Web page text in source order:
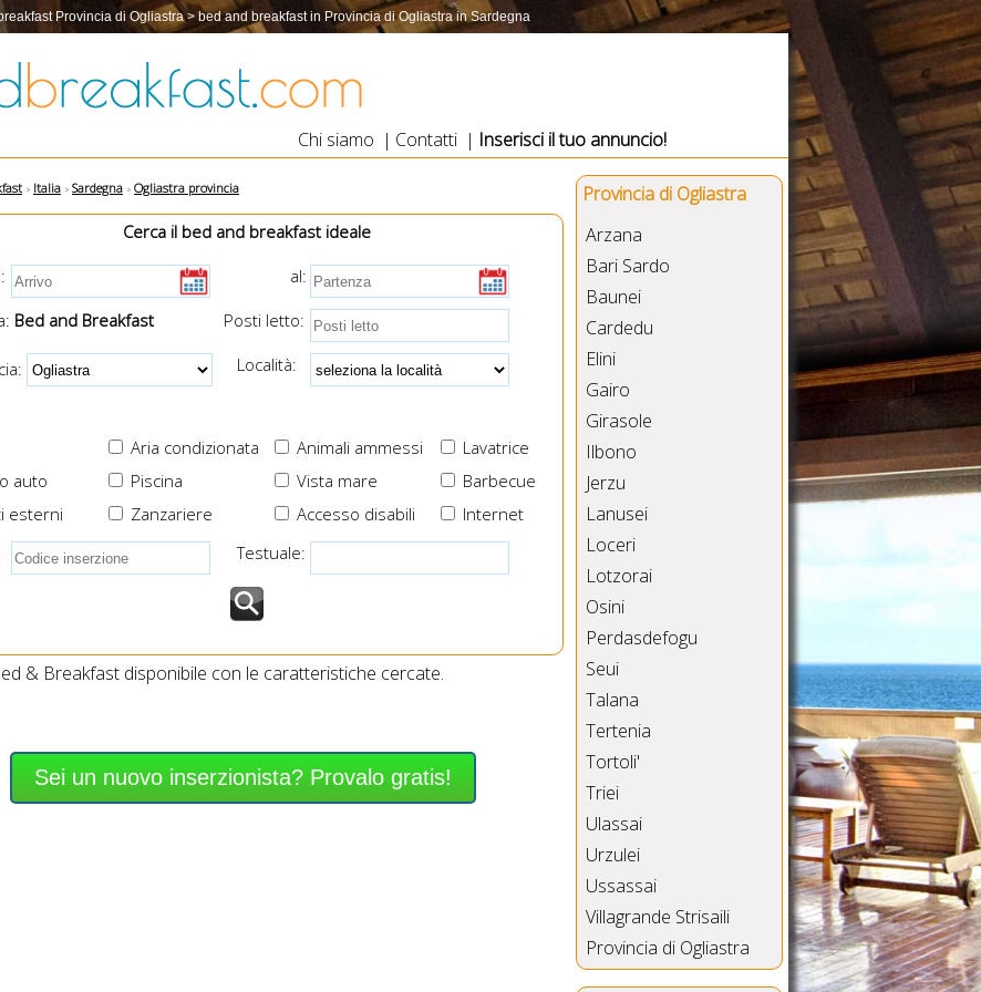
Provincia di Ogliastra > bed and breakfast in Provincia di Ogliastra in Sardegna
Chi siamo | Contatti | Inserisci il tuo annuncio!
Italia Sardegna Ogliastra provincia
Cerca il bed and breakfast ideale
al:
Bed and Breakfast Posti letto:
Località:
Aria condizionata Animali ammessi
Lavatrice
auto
Piscina Vista mare
Barbecue
esterni
Zanzariere Internet
Accesso disabili
Testuale:
& Breakfast disponibile con le caratteristiche cercate.
Sei un nuovo inserzionista? Provalo gratis!
Provincia di Ogliastra
Arzana
Bari Sardo
Baunei
Cardedu
Elini
Gairo
Girasole
Ilbono
Jerzu
Lanusei
Loceri
Lotzorai
Osini
Perdasdefogu
Seui
Talana
Tertenia
Tortoli'
Triei
Ulassai
Urzulei
Ussassai
Villagrande Strisaili
Provincia di Ogliastra